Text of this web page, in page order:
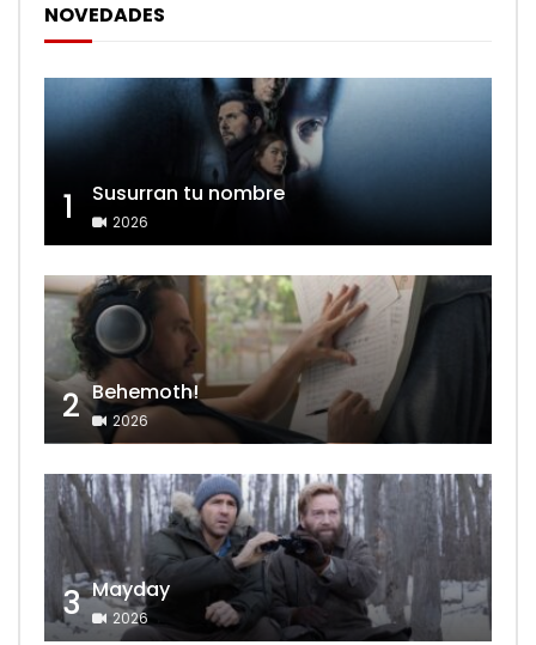
NOVEDADES
1 Susurran tu nombre
2026
2 Behemoth!
2026
3 Mayday
2026